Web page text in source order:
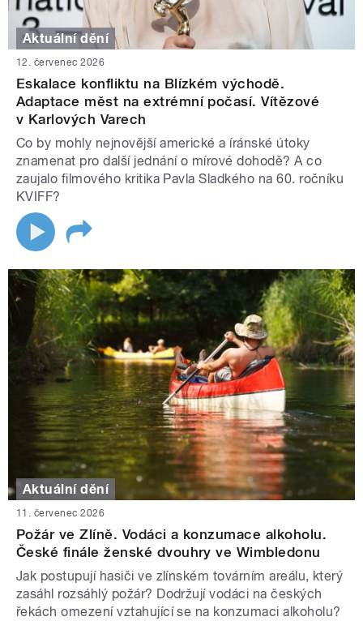
Aktuální dění
12. červenec 2026
Eskalace konfliktu na Blízkém východě.
Adaptace měst na extrémní počasí. Vítězové
v Karlových Varech
Co by mohly nejnovější americké a íránské útoky
znamenat pro další jednání o mírové dohodě? A co
zaujalo filmového kritika Pavla Sladkého na 60. ročníku
KVIFF?
Aktuální dění
11. červenec 2026
Požár ve Zlíně. Vodáci a konzumace alkoholu.
České finále ženské dvouhry ve Wimbledonu
Jak postupují hasiči ve zlínském továrním areálu, který
zasáhl rozsáhlý požár? Dodržují vodáci na českých
řekách omezení vztahující se na konzumaci alkoholu?